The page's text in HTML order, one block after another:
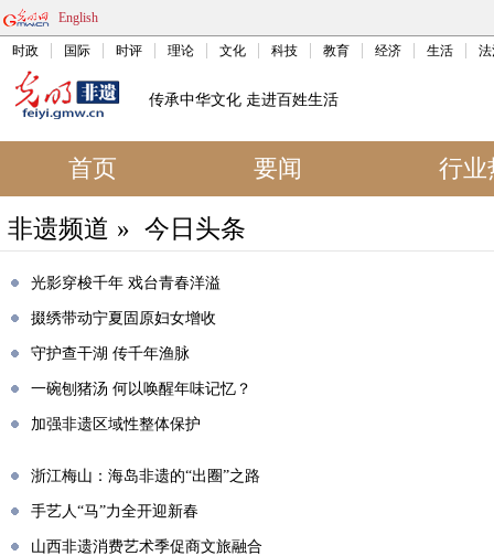
English
时政 国际 时评 理论 文化 科技 教育 经济 生活
传承中华文化 走进百姓生活
首页 要闻 行业
非遗频道 » 今日头条
光影穿梭千年 戏台青春洋溢
掇绣带动宁夏固原妇女增收
守护查干湖 传千年渔脉
一碗刨猪汤 何以唤醒年味记忆？
加强非遗区域性整体保护
浙江梅山：海岛非遗的“出圈”之路
手艺人“马”力全开迎新春
山西非遗消费艺术季促商文旅融合